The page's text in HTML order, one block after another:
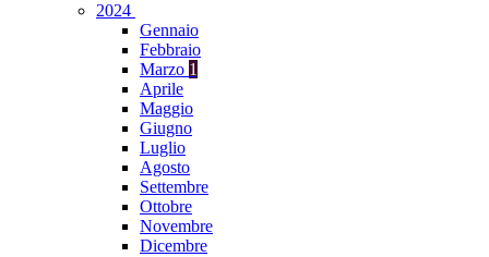
2024
Gennaio
Febbraio
Marzo 1
Aprile
Maggio
Giugno
Luglio
Agosto
Settembre
Ottobre
Novembre
Dicembre